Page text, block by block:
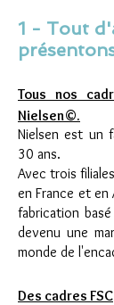
1 - Tout
Tous nos
Nielsen©.
Nielsen est un
30 ans.
Avec trois
en France et
fabrication
devenu une
monde de
Des cadres FSC